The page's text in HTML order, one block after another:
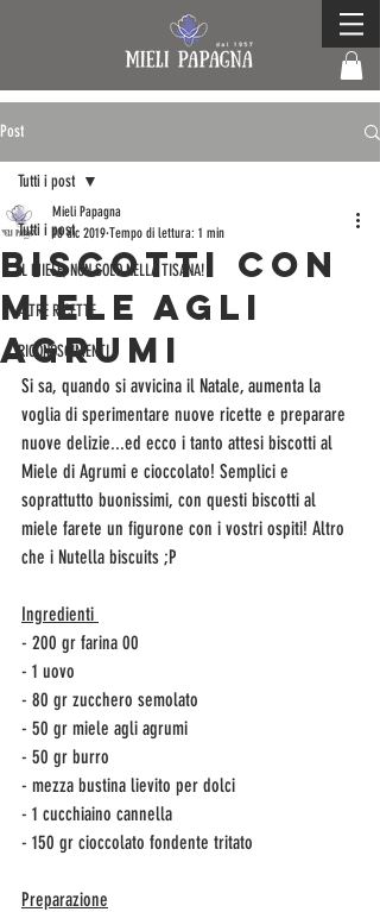
Post
Tutti i post
IL MIELE, NON SOLO NELLA TISANA!
ALTRE RICETTE
RICONOSCIMENTI
Tutti i post
Biscotti con
miele agli
agrumi
Mieli Papagna
10 dic 2019 Tempo di lettura: 1 min
Si sa, quando si avvicina il Natale, aumenta la
voglia di sperimentare nuove ricette e preparare
nuove delizie...ed ecco i tanto attesi biscotti al
Miele di Agrumi e cioccolato! Semplici e
soprattutto buonissimi, con questi biscotti al
miele farete un figurone con i vostri ospiti! Altro
che i Nutella biscuits ;P
Ingredienti
- 200 gr farina 00
- 1 uovo
- 80 gr zucchero semolato
- 50 gr miele agli agrumi
- 50 gr burro
- mezza bustina lievito per dolci
- 1 cucchiaino cannella
- 150 gr cioccolato fondente tritato
Preparazione